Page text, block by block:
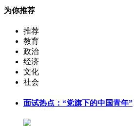
为你推荐
推荐
教育
政治
经济
文化
社会
面试热点：“党旗下的中国青年”